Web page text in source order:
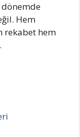
Hem
rekabet hem